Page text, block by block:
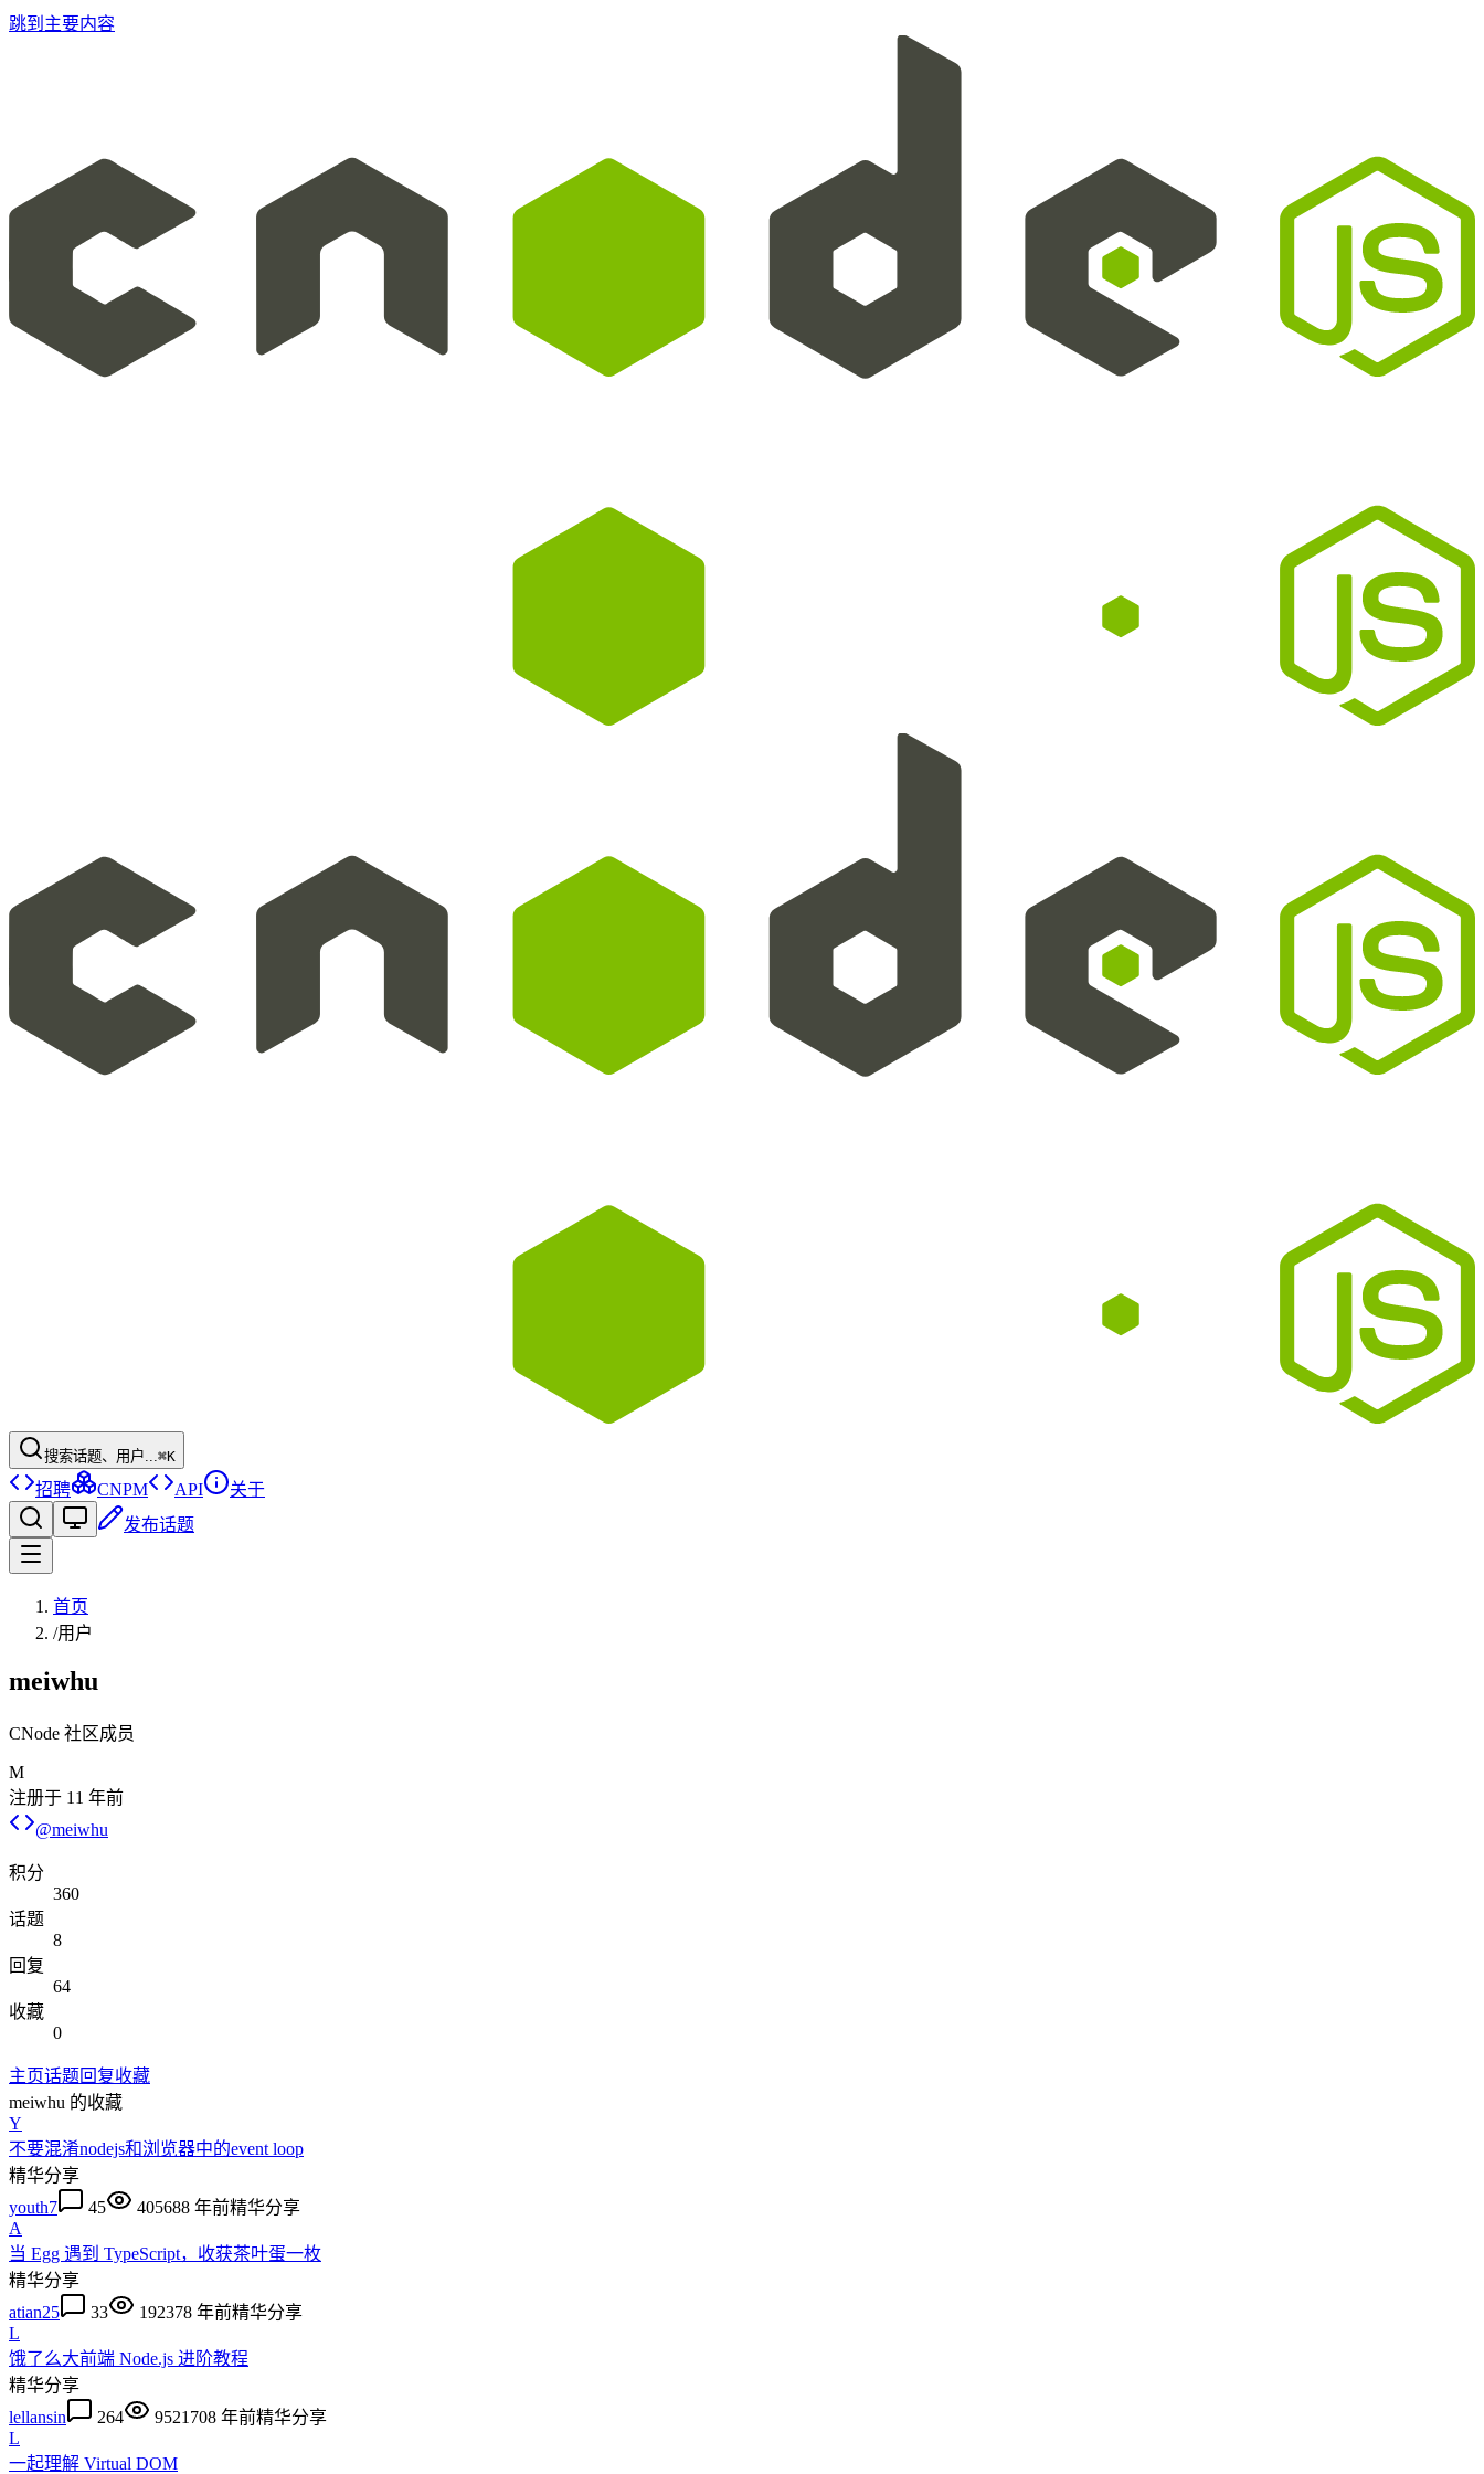
跳到主要内容
搜索话题、用户...⌘K
招聘 CNPM API
关于
发布话题
首页
/用户
meiwhu
CNode 社区成员
M
注册于 11 年前
@meiwhu
积分
360
话题
8
回复
64
收藏
0
主页话题回复收藏
meiwhu 的收藏
Y
不要混淆nodejs和浏览器中的event loop
精华分享
youth7
45 405688 年前精华分享
A
当 Egg 遇到 TypeScript，收获茶叶蛋一枚
精华分享
atian25
33 192378 年前精华分享
L
饿了么大前端 Node.js 进阶教程
精华分享
lellansin
264 9521708 年前精华分享
L
一起理解 Virtual DOM